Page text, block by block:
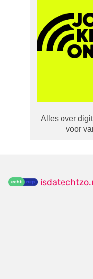
Alles over
voor